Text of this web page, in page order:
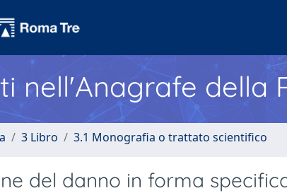
nell'Anagrafe della
3 Libro 3.1 Monografia o trattato scientifico
del danno in forma